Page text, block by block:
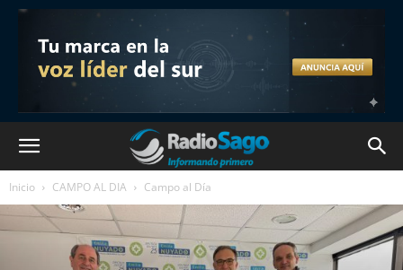
Inicio CAMPO AL DIA Campo al Día